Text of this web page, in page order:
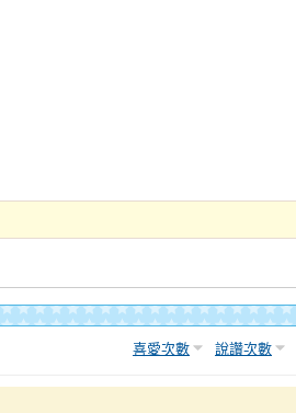
喜愛次數 說讚次數